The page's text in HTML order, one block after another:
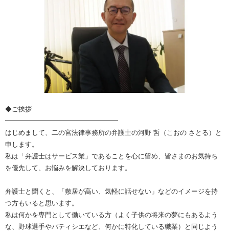
◆ご挨拶
━━━━━━━━━━━━━━━━━
はじめまして、二の宮法律事務所の弁護士の河野 哲（こおの さとる）と
申します。
私は「弁護士はサービス業」であることを心に留め、皆さまのお気持ち
を優先して、お悩みを解決しております。
弁護士と聞くと、「敷居が高い、気軽に話せない」などのイメージを持
つ方もいると思います。
私は何かを専門として働いている方（よく子供の将来の夢にもあるよう
な、野球選手やパティシエなど、何かに特化している職業）と同じよう